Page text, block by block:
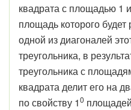
квадрата с площадью 1
площадь которого
одной из диагоналей
треугольника, в
треугольника с
квадрата делит его на
по свойству 10